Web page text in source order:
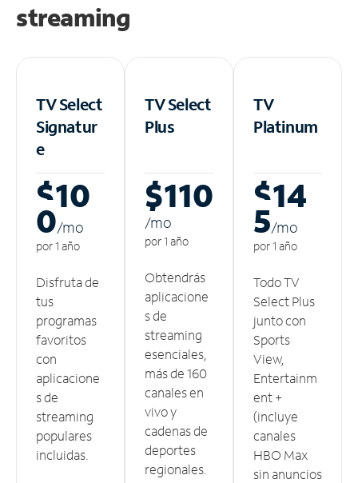
streaming
TV Select
Signatur
e
$10
0/mo
por 1 año
Disfruta de
tus
programas
favoritos
con
aplicacione
s de
streaming
populares
incluidas.
TV Select
Plus
$110
/mo
por 1 año
Obtendrás
aplicacione
s de
streaming
esenciales,
más de 160
canales en
vivo y
cadenas de
deportes
regionales.
TV
Platinum
$14
5/mo
por 1 año
Todo TV
Select Plus
junto con
Sports
View,
Entertainm
ent +
(incluye
canales
HBO Max
sin anuncios